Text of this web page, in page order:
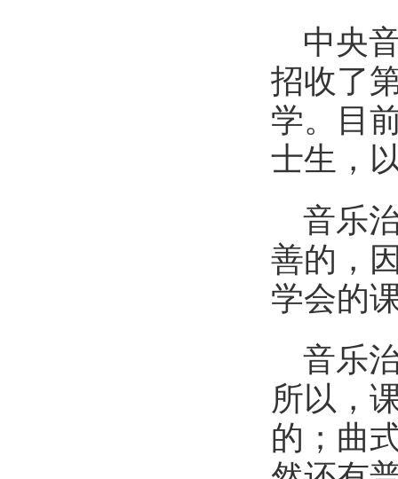
中央
招收了
学。目
士生，
音乐
善的，
学会的
音乐
所以，
的；曲